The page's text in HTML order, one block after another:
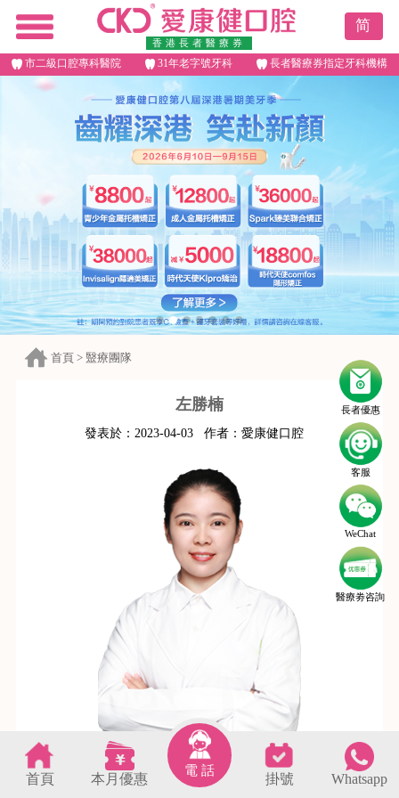
香港長者醫療券
简
市二級口腔專科醫院 31年老字號牙科 長者醫療券指定牙科機構
長者優惠
客服
WeChat
醫療劵咨詢
首頁 > 毉療團隊
左勝楠
發表於： 2023-04-03 作者： 愛康健口腔
首頁 本月優惠
電 話
掛號 Whatsapp